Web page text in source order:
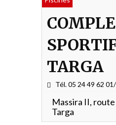
TARGA
Tél. 05 24 49 62
Massira II,
Targa